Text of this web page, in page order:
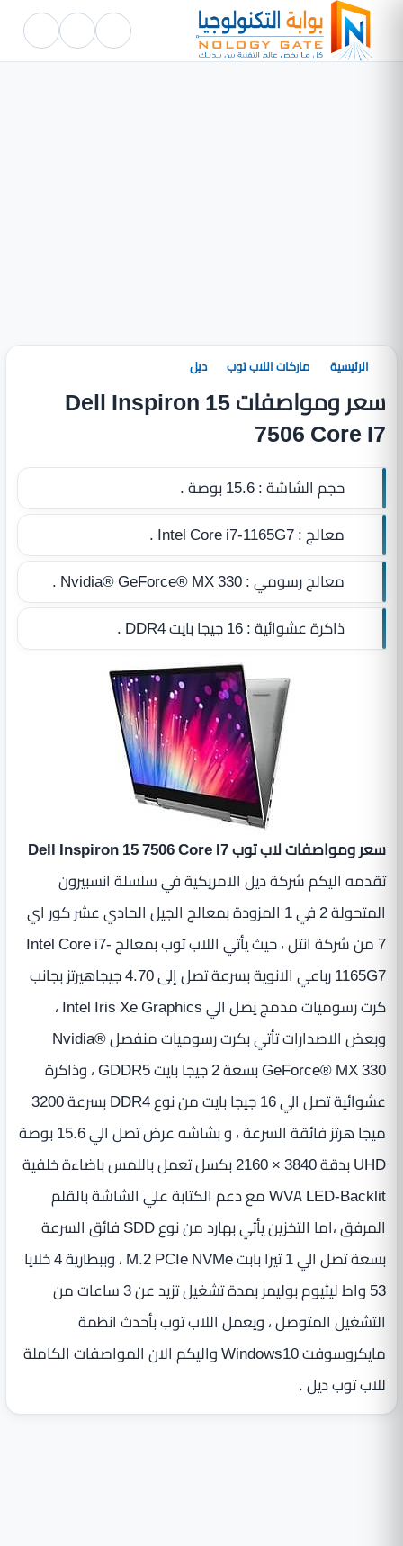
الرئيسية ماركات اللاب توب ديل
سعر ومواصفات Dell Inspiron 15
7506 Core I7
حجم الشاشة :15.6 بوصة .
معالج :Intel Core i7-1165G7 .
معالج رسومي :Nvidia® GeForce® MX 330 .
ذاكرة عشوائية :16 جيجا بايت DDR4 .
سعر ومواصفات لاب توب Dell Inspiron 15 7506 Core I7
تقدمه اليكم شركة ديل الامريكية في سلسلة انسبيرون
المتحولة 2 في 1 المزودة بمعالج الجيل الحادي عشر كور اي
7 من شركة انتل ، حيث يأتي اللاب توب بمعالج Intel Core i7-
1165G7 رباعي الانوية بسرعة تصل إلى 4.70 جيجاهيرتز بجانب
كرت رسوميات مدمج يصل الي Intel Iris Xe Graphics ،
وبعض الاصدارات تأتي بكرت رسوميات منفصل Nvidia®
GeForce® MX 330 بسعة 2 جيجا بايت GDDR5 ، وذاكرة
عشوائية تصل الي 16 جيجا بايت من نوع DDR4 بسرعة 3200
ميجا هرتز فائقة السرعة ، و بشاشه عرض تصل الي 15.6 بوصة
UHD بدقة 3840 × 2160 بكسل تعمل باللمس باضاءة خلفية
WVA LED-Backlit مع دعم الكتابة علي الشاشة بالقلم
المرفق ،اما التخزين يأتي بهارد من نوع SDD فائق السرعة
بسعة تصل الي 1 تيرا بابت M.2 PCIe NVMe ، وببطارية 4 خلايا
53 واط ليثيوم بوليمر بمدة تشغيل تزيد عن 3 ساعات من
التشغيل المتوصل ، ويعمل اللاب توب بأحدث انظمة
مايكروسوفت Windows10 واليكم الان المواصفات الكاملة
للاب توب ديل .